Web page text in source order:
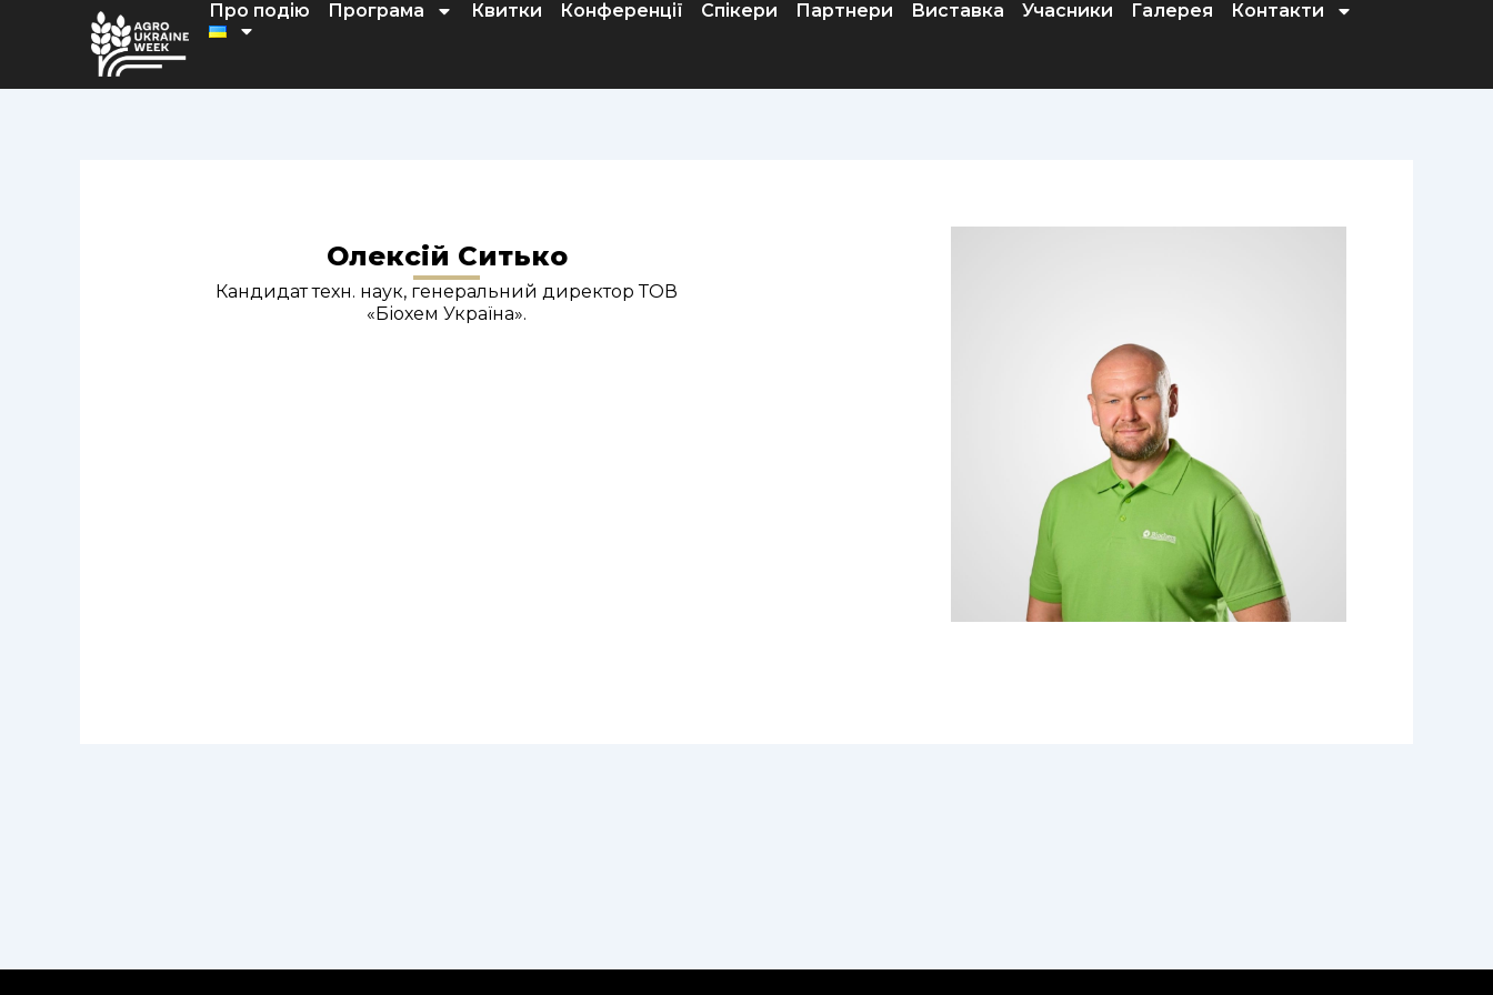
Про подію Програма Квитки Конференції Спікери Партнери Виставка Учасники Галерея Контакти
Олексій Ситько
Кандидат техн. наук, генеральний директор ТОВ
«Біохем Україна».